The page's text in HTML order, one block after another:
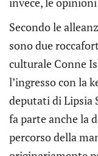
Secondo le
sono due
culturale Conne
l’ingresso con la
deputati di Lipsia
fa parte anche la
percorso della